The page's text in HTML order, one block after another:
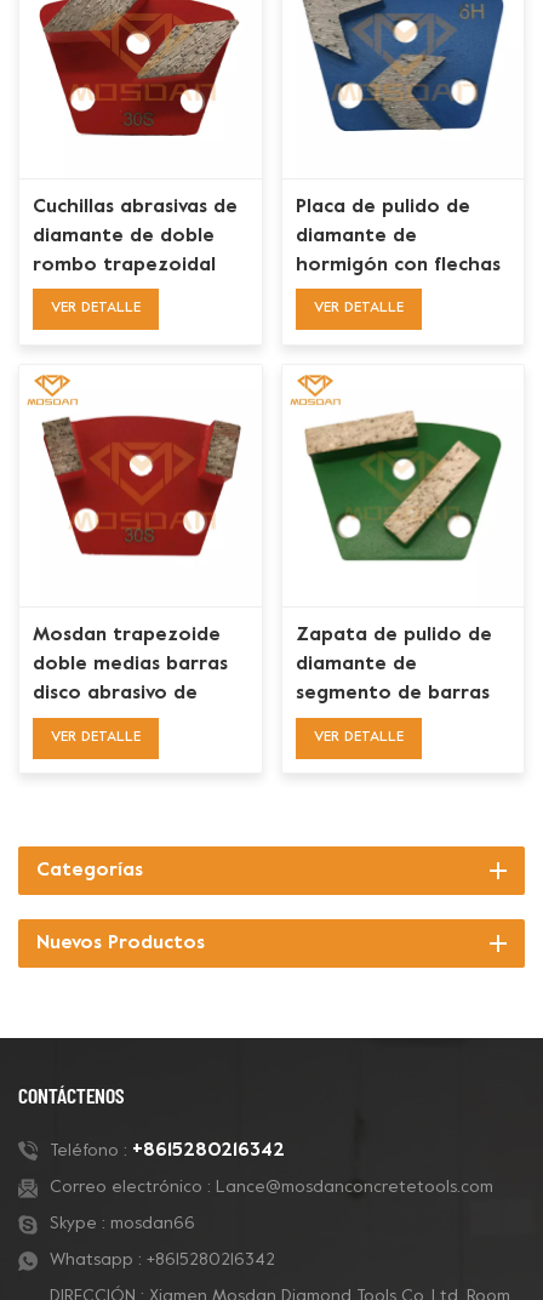
Cuchillas abrasivas de
diamante de doble
rombo trapezoidal
para ASL Iron Horse
VER DETALLE
Placa de pulido de
diamante de
hormigón con flechas
dobles trapezoidales
VER DETALLE
Mosdan trapezoide
doble medias barras
disco abrasivo de
diamante para piso
VER DETALLE
Zapata de pulido de
diamante de
segmento de barras
dobles trapezoidales
VER DETALLE
Categorías
Nuevos Productos
CONTÁCTENOS
Teléfono : +8615280216342
Correo electrónico : Lance@mosdanconcretetools.com
Skype : mosdan66
Whatsapp : +8615280216342
DIRECCIÓN : Xiamen Mosdan Diamond Tools Co.,Ltd. Room